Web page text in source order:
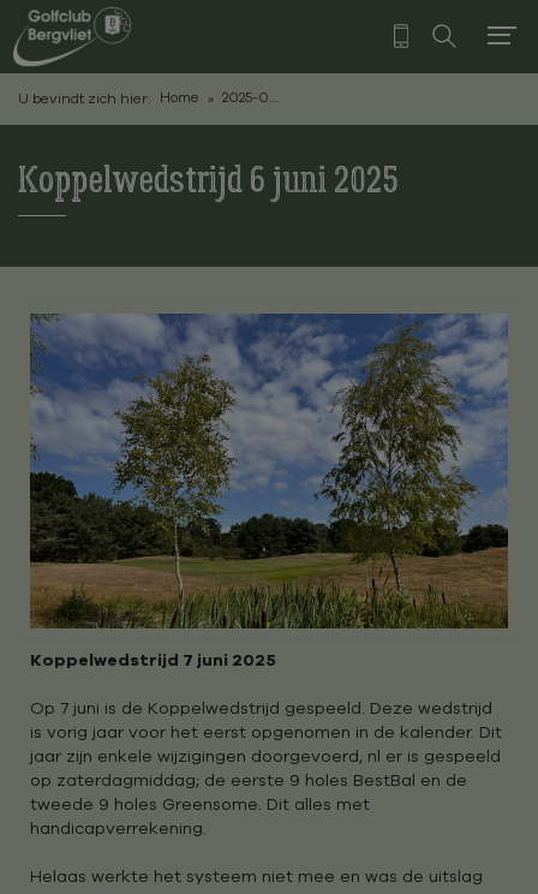
U bevindt zich hier: Home 2025-06-07 Koppelwedstrijd
Koppelwedstrijd 6 juni 2025
Koppelwedstrijd 7 juni 2025
Op 7 juni is de Koppelwedstrijd gespeeld. Deze wedstrijd
is vorig jaar voor het eerst opgenomen in de kalender. Dit
jaar zijn enkele wijzigingen doorgevoerd, nl er is gespeeld
op zaterdagmiddag; de eerste 9 holes BestBal en de
tweede 9 holes Greensome. Dit alles met
handicapverrekening.
Helaas werkte het systeem niet mee en was de uitslag